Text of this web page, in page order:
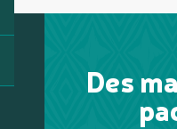
Des